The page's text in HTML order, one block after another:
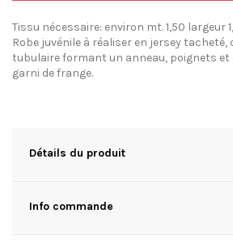
Tissu nécessaire: environ mt. 1,50 largeur
Robe juvénile à réaliser en jersey tacheté,
tubulaire formant un anneau, poignets
garni de frange.
Détails du produit
Info commande